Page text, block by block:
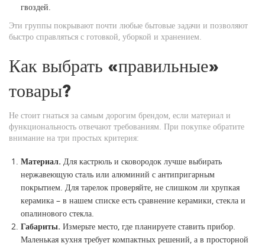
гвоздей.
Эти группы покрывают почти любые бытовые задачи и позволяют
быстро справляться с готовкой, уборкой и хранением.
Как выбрать «правильные»
товары?
Не стоит гнаться за самым дорогим брендом, если материал и
функциональность отвечают требованиям. При покупке обратите
внимание на три простых критерия:
Материал. Для кастрюль и сковородок лучше выбирать
нержавеющую сталь или алюминий с антипригарным
покрытием. Для тарелок проверяйте, не слишком ли хрупкая
керамика – в нашем списке есть сравнение керамики, стекла и
опалинового стекла.
Габариты. Измерьте место, где планируете ставить прибор.
Маленькая кухня требует компактных решений, а в просторной